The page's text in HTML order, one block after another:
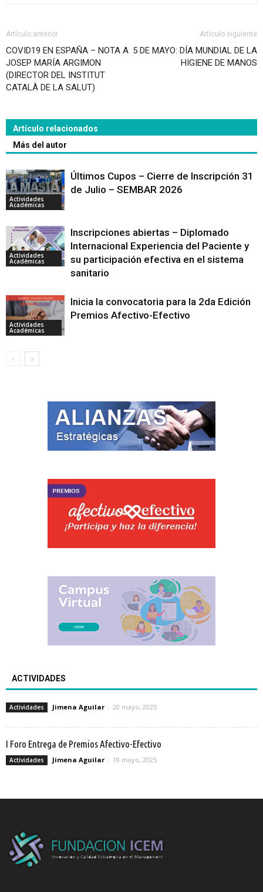
Artículo anterior
COVID19 EN ESPAÑA – NOTA A
JOSEP MARÍA ARGIMON
(DIRECTOR DEL INSTITUT
CATALÀ DE LA SALUT)
Artículo siguiente
5 DE MAYO: DÍA MUNDIAL DE LA
HIGIENE DE MANOS
Artículo relacionados
Más del autor
Actividades
Académicas
Últimos Cupos – Cierre de Inscripción 31
de Julio – SEMBAR 2026
Actividades
Académicas
Inscripciones abiertas – Diplomado
Internacional Experiencia del Paciente y
su participación efectiva en el sistema
sanitario
Actividades
Académicas
Inicia la convocatoria para la 2da Edición
Premios Afectivo-Efectivo
ACTIVIDADES
Actividades Jimena Aguilar - 20 mayo, 2025
I Foro Entrega de Premios Afectivo-Efectivo
Actividades Jimena Aguilar - 19 mayo, 2025